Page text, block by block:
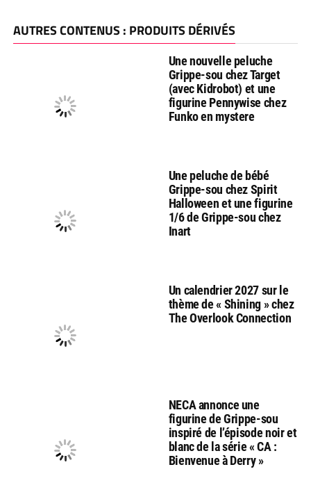
AUTRES CONTENUS : PRODUITS DÉRIVÉS
Une nouvelle peluche
Grippe-sou chez Target
(avec Kidrobot) et une
figurine Pennywise chez
Funko en mystere
Une peluche de bébé
Grippe-sou chez Spirit
Halloween et une figurine
1/6 de Grippe-sou chez
Inart
Un calendrier 2027 sur le
thème de « Shining » chez
The Overlook Connection
NECA annonce une
figurine de Grippe-sou
inspiré de l’épisode noir et
blanc de la série « CA :
Bienvenue à Derry »